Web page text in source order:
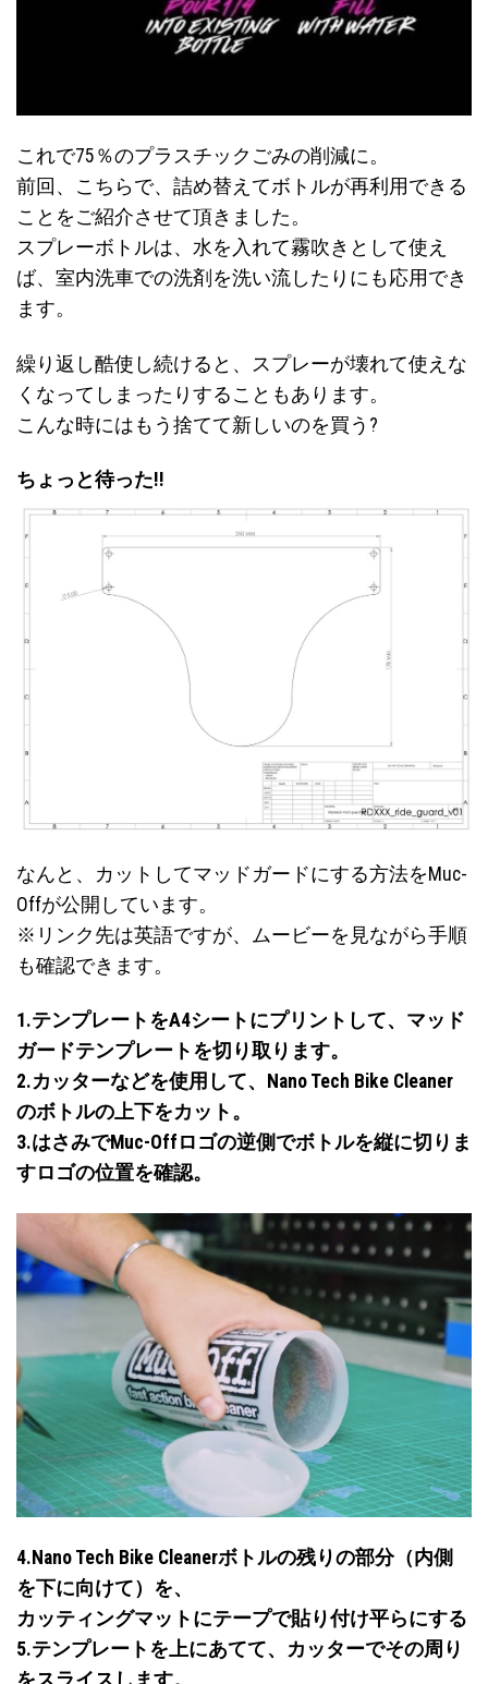
これで75％のプラスチックごみの削減に。
前回、 こちらで、詰め替えてボトルが再利用できる
ことをご紹介させて頂きました。
スプレーボトルは、水を入れて霧吹きとして使え
ば、室内洗車での洗剤を洗い流したりにも応用でき
ます。
繰り返し酷使し続けると、スプレーが壊れて使えな
くなってしまったりすることもあります。
こんな時にはもう捨てて新しいのを買う?
ちょっと待った!!
なんと、カットしてマッドガードにする方法をMuc-
Offが公開 しています。
※リンク先は英語ですが、ムービーを見ながら手順
も確認できます。
1.テンプレートをA4シートにプリントして、マッド
ガードテンプレートを切り取ります。
2.カッターなどを使用して、Nano Tech Bike Cleaner
のボトルの上下をカット。
3.はさみでMuc-Offロゴの逆側でボトルを縦に切りま
すロゴの位置を確認。
4.Nano Tech Bike Cleanerボトルの残りの部分（内側
を下に向けて）を、
カッティングマットにテープで貼り付け平らにする
5.テンプレートを上にあてて、カッターでその周り
をスライスします。